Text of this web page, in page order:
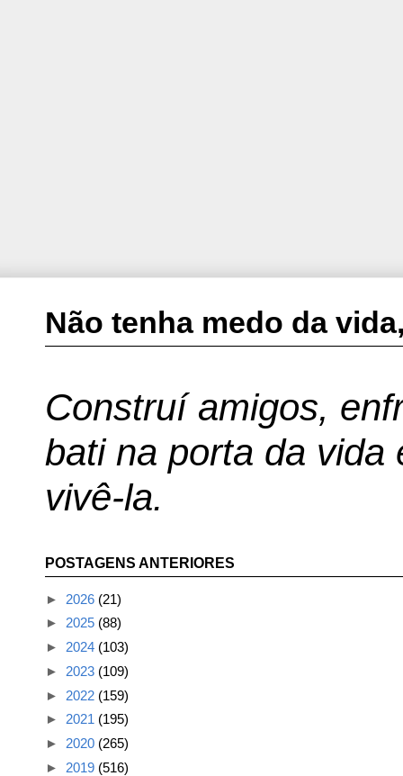
Não tenha medo da
Construí amigos,
bati na porta da vida
vivê-la.
POSTAGENS ANTERIORES
► 2026 (21)
► 2025 (88)
► 2024 (103)
► 2023 (109)
► 2022 (159)
► 2021 (195)
► 2020 (265)
► 2019 (516)